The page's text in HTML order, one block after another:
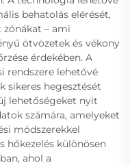
behatolás elérését,
– ami
ötvözetek és vékony
érdekében. A
rendszere lehetővé
sikeres hegesztését
lehetőségeket nyit
számára, amelyeket
módszerekkel
hőkezelés különösen
ahol a